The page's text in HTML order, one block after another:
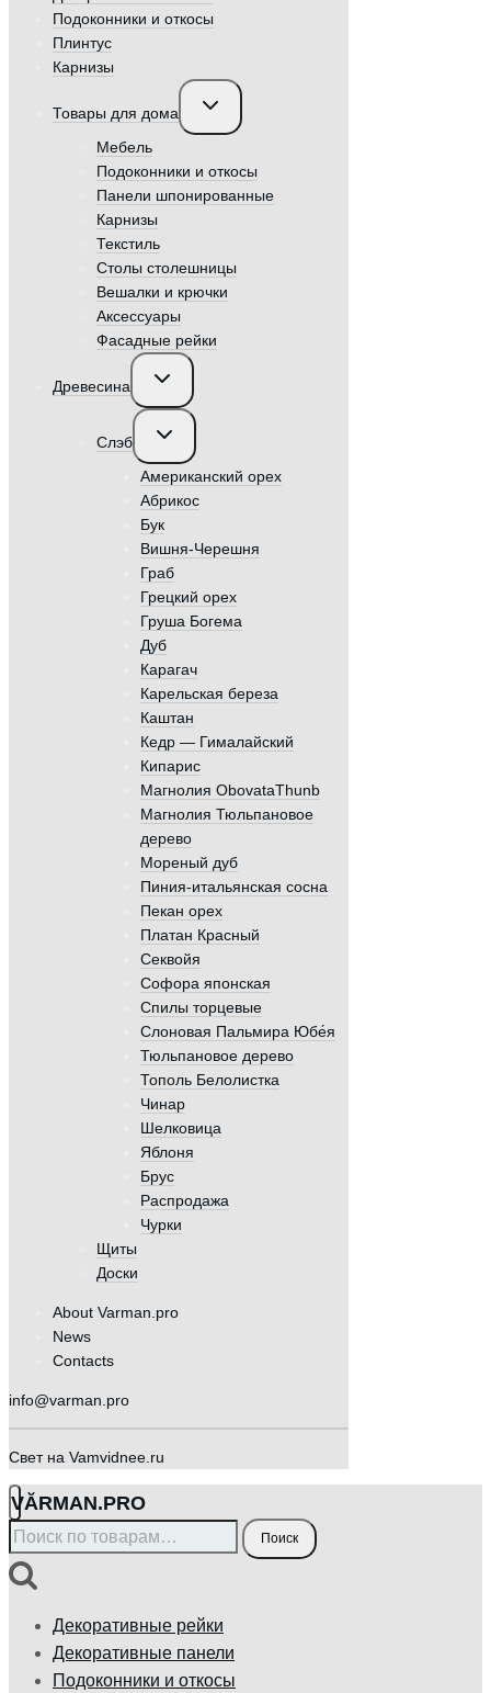
Подоконники и откосы
Плинтус
Карнизы
Товары для дома
Переключить
дочернее
Мебель
Подоконники и откосы
Панели шпонированные
Карнизы
Текстиль
Столы столешницы
Вешалки и крючки
Аксессуары
Фасадные рейки
Древесина
Переключить
дочернее
Слэб
Переключить
дочернее
Американский орех
Абрикос
Бук
Вишня-Черешня
Граб
Грецкий орех
Груша Богема
Дуб
Карагач
Карельская береза
Каштан
Кедр — Гималайский
Кипарис
Магнолия ObovataThunb
Магнолия Тюльпановое
дерево
Мореный дуб
Пиния-итальянская сосна
Пекан орех
Платан Красный
Секвойя
Софора японская
Спилы торцевые
Слоновая Пальмира Юбе́я
Тюльпановое дерево
Тополь Белолистка
Чинар
Шелковица
Яблоня
Брус
Распродажа
Чурки
Щиты
Доски
About Varman.pro
News
Contacts
info@varman.pro
Свет на Vamvidnee.ru
VӐRMAN.PRO
Искать: Поиск
Декоративные рейки
Декоративные панели
Подоконники и откосы